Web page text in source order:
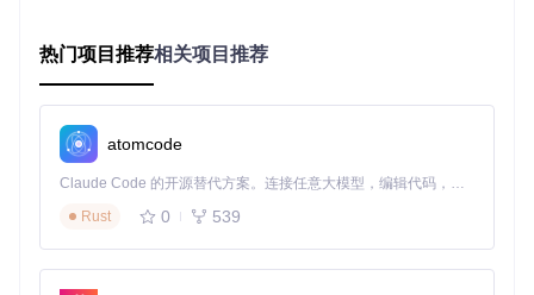
简单易用
总的来说，如果你正在寻找一个能够为你的数据提供更高压缩
率的库，且对速度要求不是特别高，那么Zopfli绝对值得尝
试。只需简单的编译步骤，你就可以开始利用它的强大功能
了。
Zopfli Compression Algorithm is a compression library programmed in C to perform very good, but slow, deflate or zlib compression.
热门项目推荐相关项目推荐
atomcode
Claude Code 的开源替代方案。连接任意大模型，编辑代码，运行命令，自动验证 — 全自动执行。用 Rust 构建，极致性能。 ｜ An open-source alternative to Claude Code. Connect any LLM, edit code, run commands, and verify changes — autonomously. Built in Rust for speed. Get Started
Rust
0 539